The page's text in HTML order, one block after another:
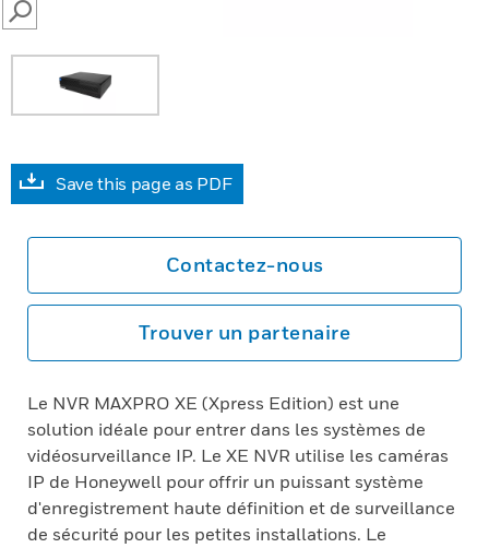
SEARCH
Save this page as PDF
Contactez-nous
Trouver un partenaire
Le NVR MAXPRO XE (Xpress Edition) est une
solution idéale pour entrer dans les systèmes de
vidéosurveillance IP. Le XE NVR utilise les caméras
IP de Honeywell pour offrir un puissant système
d'enregistrement haute définition et de surveillance
de sécurité pour les petites installations. Le